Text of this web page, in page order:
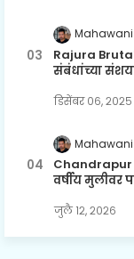
Mahawani
Rajura
संबंधांच्या
डिसेंबर ०६, २०२५
Mahawani
Chandrapur
वर्षीय मुलीवर
जुलै १२, २०२६